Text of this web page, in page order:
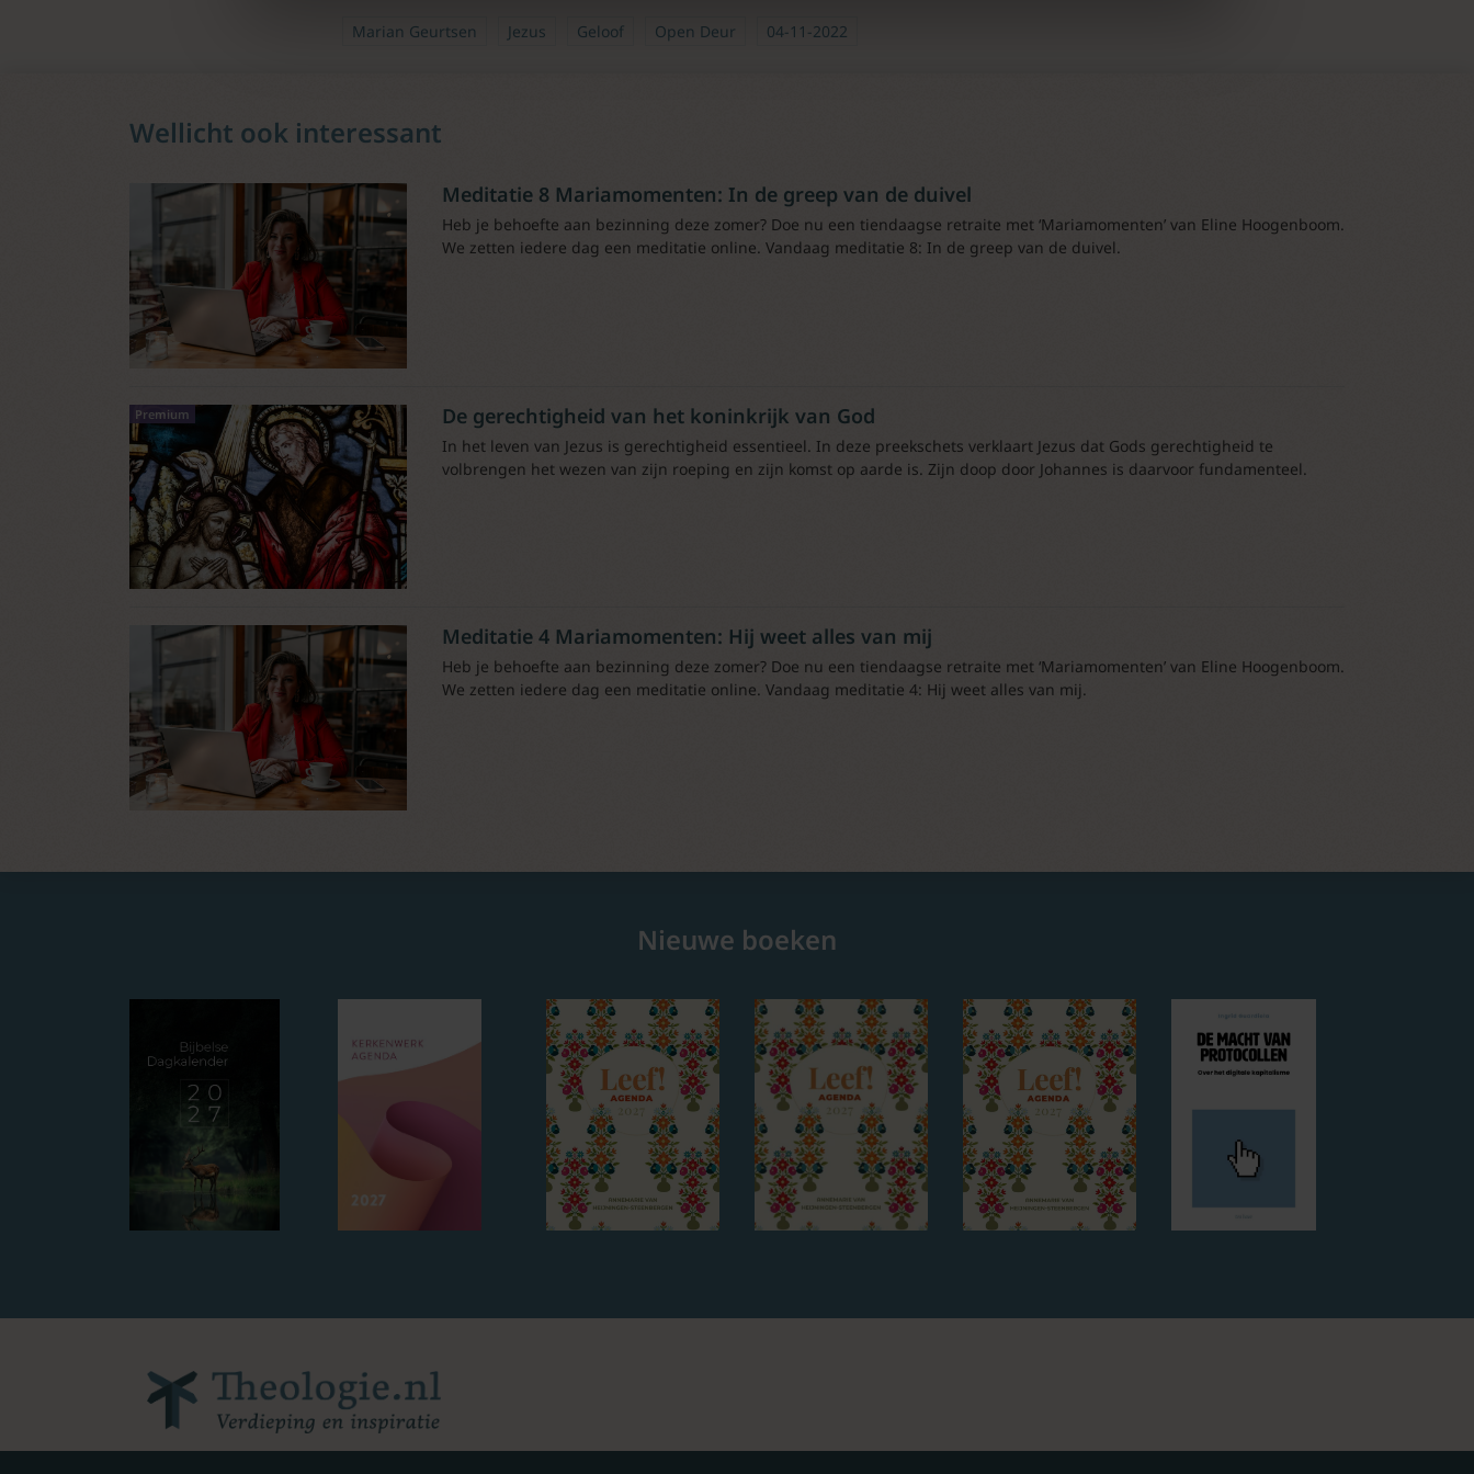
Marian Geurtsen Jezus Geloof Open Deur 04-11-2022
Wellicht ook interessant
Meditatie 8 Mariamomenten: In de greep van de duivel
Heb je behoefte aan bezinning deze zomer? Doe nu een tiendaagse retraite met ‘Mariamomenten’ van Eline Hoogenboom.
We zetten iedere dag een meditatie online. Vandaag meditatie 8: In de greep van de duivel.
Premium De gerechtigheid van het koninkrijk van God
In het leven van Jezus is gerechtigheid essentieel. In deze preekschets verklaart Jezus dat Gods gerechtigheid te
volbrengen het wezen van zijn roeping en zijn komst op aarde is. Zijn doop door Johannes is daarvoor fundamenteel.
Meditatie 4 Mariamomenten: Hij weet alles van mij
Heb je behoefte aan bezinning deze zomer? Doe nu een tiendaagse retraite met ‘Mariamomenten’ van Eline Hoogenboom.
We zetten iedere dag een meditatie online. Vandaag meditatie 4: Hij weet alles van mij.
Nieuwe boeken